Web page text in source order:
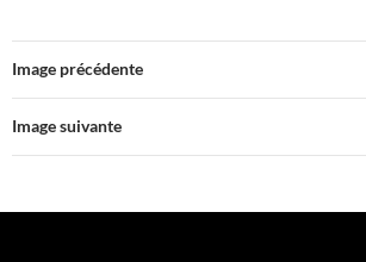
Image précédente
Image suivante